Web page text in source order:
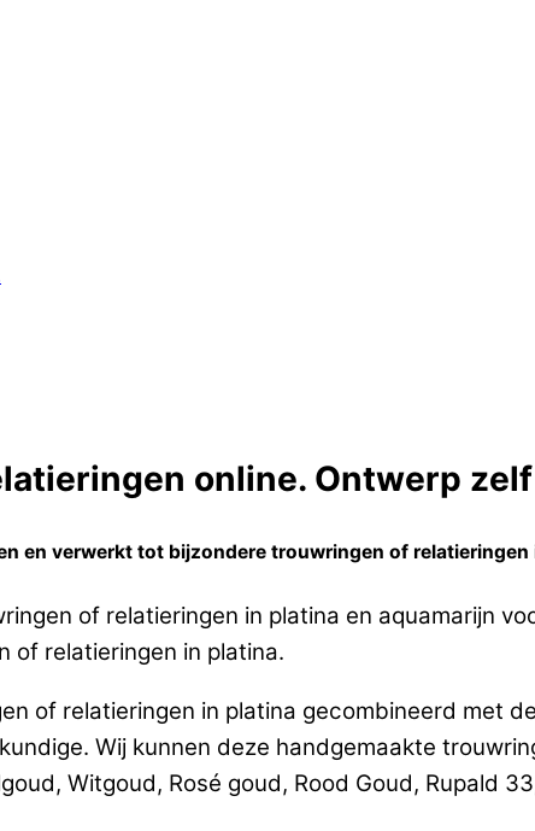
online. Ontwerp
en verwerkt tot bijzondere trouwringen of relatieringen
of relatieringen in platina en aquamarijn
of relatieringen in platina.
of relatieringen in platina gecombineerd met
Wij kunnen deze handgemaakte
Witgoud, Rosé goud, Rood Goud, Rupald